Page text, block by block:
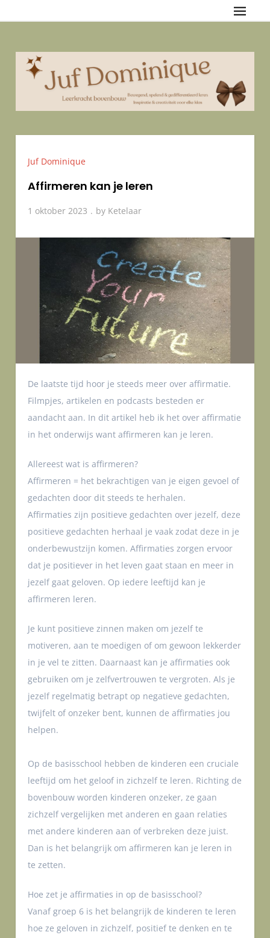
to
{Bewegend, spelend & gedifferentieerd leren — Inspiratie &
Juf Dominique
Affirmeren kan je leren
1 oktober 2023 by Ketelaar
De laatste tijd hoor je steeds meer over affirmatie.
Filmpjes, artikelen en podcasts besteden er
aandacht aan. In dit artikel heb ik het over affirmatie
in het onderwijs want affirmeren kan je leren.
Allereest wat is affirmeren?
Affirmeren = het bekrachtigen van je eigen gevoel of
gedachten door dit steeds te herhalen.
Affirmaties zijn positieve gedachten over jezelf, deze
positieve gedachten herhaal je vaak zodat deze in je
onderbewustzijn komen. Affirmaties zorgen ervoor
dat je positiever in het leven gaat staan en meer in
jezelf gaat geloven. Op iedere leeftijd kan je
affirmeren leren.
Je kunt positieve zinnen maken om jezelf te
motiveren, aan te moedigen of om gewoon lekkerder
in je vel te zitten. Daarnaast kan je affirmaties ook
gebruiken om je zelfvertrouwen te vergroten. Als je
jezelf regelmatig betrapt op negatieve gedachten,
twijfelt of onzeker bent, kunnen de affirmaties jou
helpen.
Op de basisschool hebben de kinderen een cruciale
leeftijd om het geloof in zichzelf te leren. Richting de
bovenbouw worden kinderen onzeker, ze gaan
zichzelf vergelijken met anderen en gaan relaties
met andere kinderen aan of verbreken deze juist.
Dan is het belangrijk om affirmeren kan je leren in
te zetten.
Hoe zet je affirmaties in op de basisschool?
Vanaf groep 6 is het belangrijk de kinderen te leren
hoe ze geloven in zichzelf, positief te denken en te